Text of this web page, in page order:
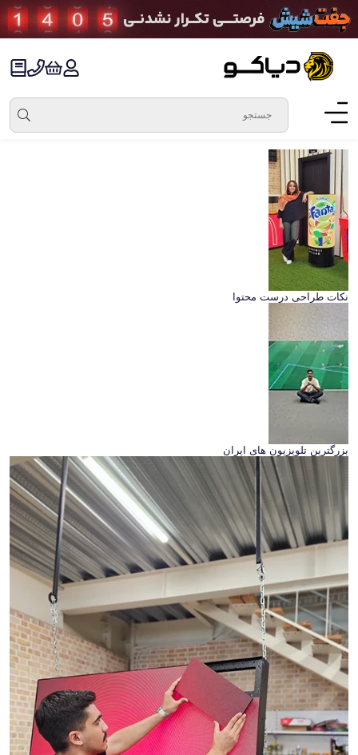
نکات طراحی درست محتوا
بزرگترین تلویزیون های ایران